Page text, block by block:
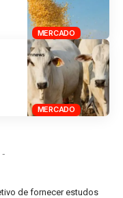
MERCADO
MERCADO
-
de fornecer estudos